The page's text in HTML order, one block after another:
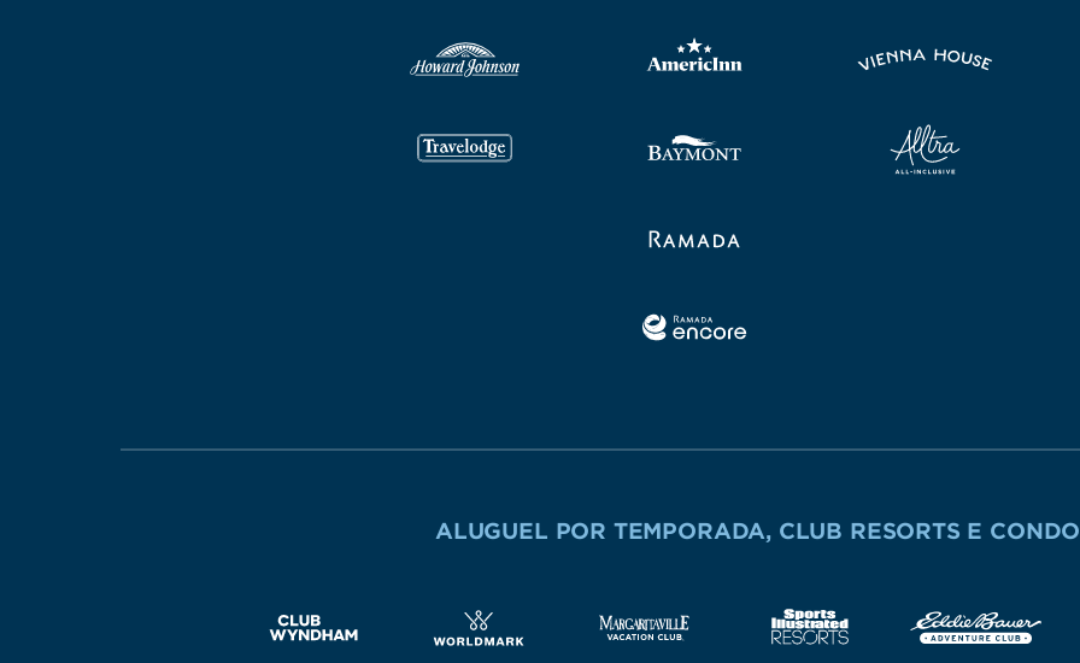
ALUGUEL POR TEMPORADA, CLUB RESORTS E